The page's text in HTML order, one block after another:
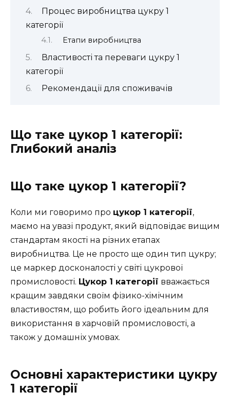
Процес виробництва цукру 1
категорії
Етапи виробництва
Властивості та переваги цукру 1
категорії
Рекомендації для споживачів
Що таке цукор 1 категорії:
Глибокий аналіз
Що таке цукор 1 категорії?
Коли ми говоримо про цукор 1 категорії,
маємо на увазі продукт, який відповідає вищим
стандартам якості на різних етапах
виробництва. Це не просто ще один тип цукру;
це маркер досконалості у світі цукрової
промисловості. Цукор 1 категорії вважається
кращим завдяки своїм фізико-хімічним
властивостям, що робить його ідеальним для
використання в харчовій промисловості, а
також у домашніх умовах.
Основні характеристики цукру
1 категорії